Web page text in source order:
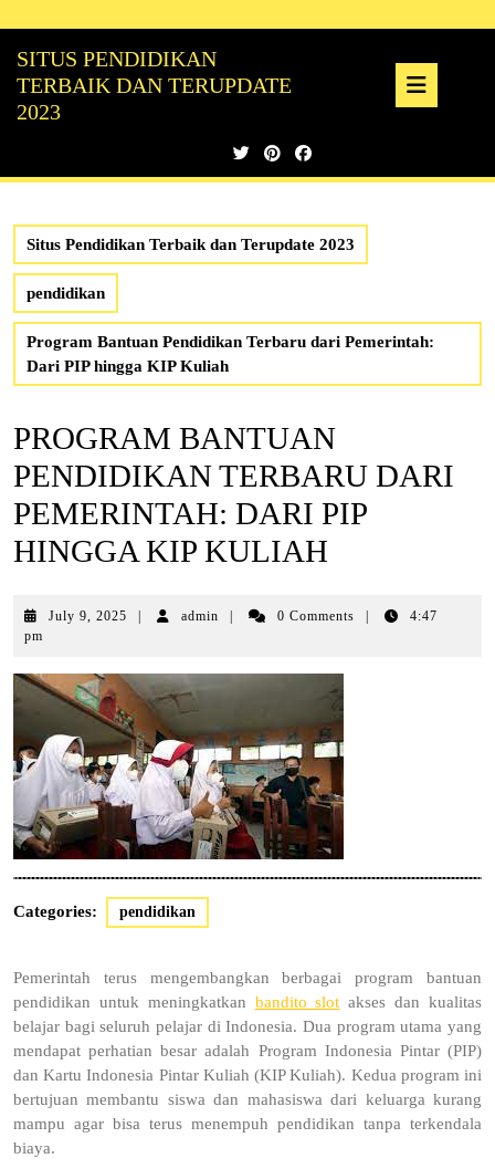
content
SITUS PENDIDIKAN
TERBAIK DAN TERUPDATE
2023
Situs Pendidikan Terbaik dan Terupdate 2023
pendidikan
Program Bantuan Pendidikan Terbaru dari Pemerintah:
Dari PIP hingga KIP Kuliah
PROGRAM BANTUAN
PENDIDIKAN TERBARU DARI
PEMERINTAH: DARI PIP
HINGGA KIP KULIAH
July 9, 2025 July
admin 0 Comments
4:47
pm
Categories: pendidikan
Pemerintah terus mengembangkan berbagai program bantuan
pendidikan untuk meningkatkan bandito slot akses dan kualitas
belajar bagi seluruh pelajar di Indonesia. Dua program utama yang
mendapat perhatian besar adalah Program Indonesia Pintar (PIP)
dan Kartu Indonesia Pintar Kuliah (KIP Kuliah). Kedua program ini
bertujuan membantu siswa dan mahasiswa dari keluarga kurang
mampu agar bisa terus menempuh pendidikan tanpa terkendala
biaya.